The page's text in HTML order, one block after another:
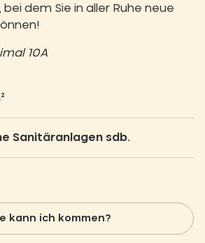
dem Sie in aller Ruhe neue
10A
Sanitäranlagen sdb.
kann ich kommen?